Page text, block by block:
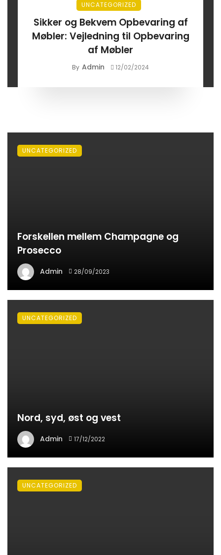
UNCATEGORIZED
Sikker og Bekvem Opbevaring af
Møbler: Vejledning til Opbevaring
af Møbler
By Admin 12/02/2024
Forskellen mellem Champagne og
Prosecco
Admin 28/09/2023
UNCATEGORIZED
Nord, syd, øst og vest
Admin 17/12/2022
UNCATEGORIZED
UNCATEGORIZED